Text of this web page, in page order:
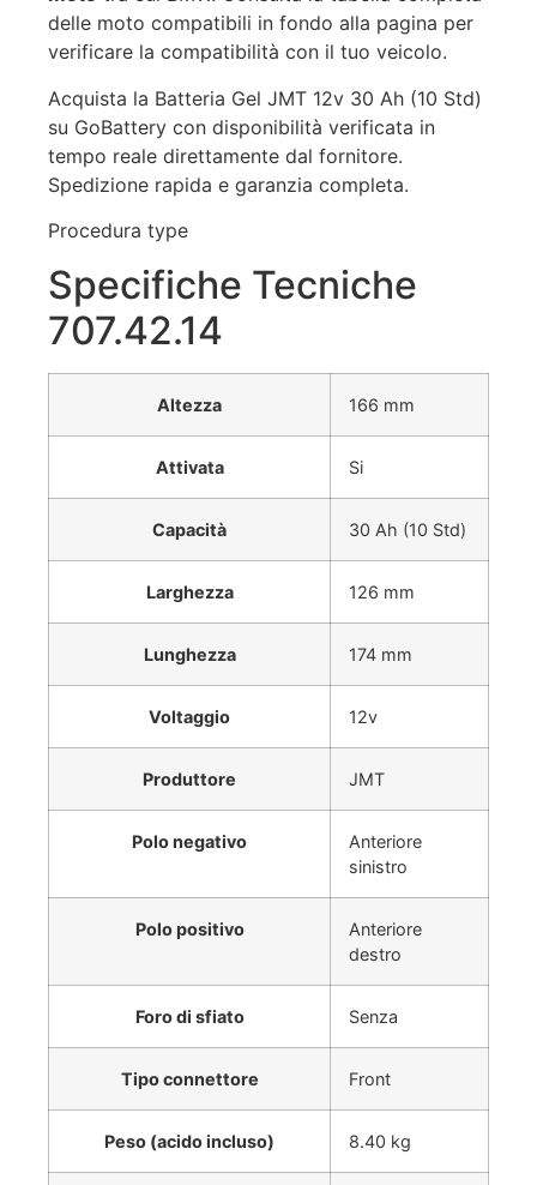
delle moto compatibili in fondo alla pagina per
verificare la compatibilità con il tuo veicolo.
Acquista la Batteria Gel JMT 12v 30 Ah (10 Std)
su GoBattery con disponibilità verificata in
tempo reale direttamente dal fornitore.
Spedizione rapida e garanzia completa.
Procedura type
Specifiche Tecniche
707.42.14
Altezza 166 mm
Attivata Si
Capacità 30 Ah (10 Std)
Larghezza 126 mm
Lunghezza 174 mm
Voltaggio 12v
Produttore JMT
Polo negativo
Anteriore
sinistro
Polo positivo
Anteriore
destro
Foro di sfiato Senza
Tipo connettore Front
Peso (acido incluso) 8.40 kg